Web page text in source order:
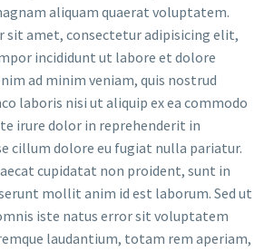
aliquam quaerat voluptatem.
sit amet, consectetur adipisicing elit,
incididunt ut labore et dolore
ad minim veniam, quis nostrud
laboris nisi ut aliquip ex ea commodo
irure dolor in reprehenderit in
cillum dolore eu fugiat nulla pariatur.
cupidatat non proident, sunt in
mollit anim id est laborum. Sed ut
iste natus error sit voluptatem
laudantium, totam rem aperiam,